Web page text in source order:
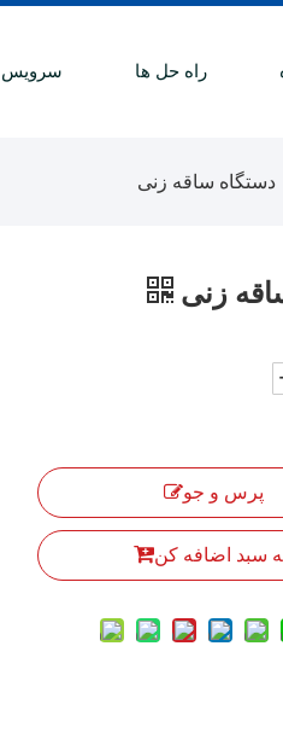
سرویس راه حل ها
دستگاه ساقه زنی
زنی
پرس و جو
سبد اضافه کن